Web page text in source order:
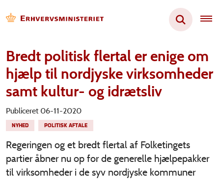
Bredt politisk flertal er enige om
hjælp til nordjyske virksomheder
samt kultur- og idrætsliv
Publiceret 06-11-2020
NYHED POLITISK AFTALE
Regeringen og et bredt flertal af Folketingets
partier åbner nu op for de generelle hjælpepakker
til virksomheder i de syv nordjyske kommuner